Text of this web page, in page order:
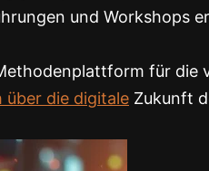
und Workshops
für die
über die digitale Zukunft